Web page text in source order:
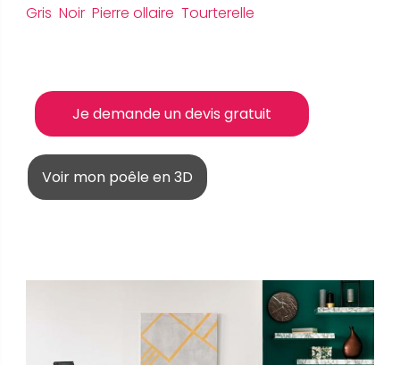
Gris Noir Pierre ollaire Tourterelle
Je demande un devis gratuit
Voir mon poêle en 3D